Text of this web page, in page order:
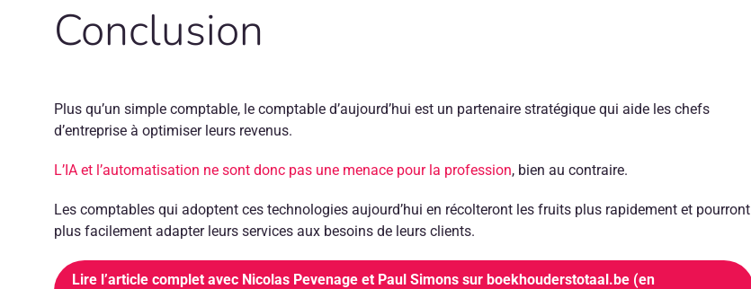
Conclusion
Plus qu’un simple comptable, le comptable d’aujourd’hui est un partenaire stratégique qui aide les chefs
d’entreprise à optimiser leurs revenus.
L’IA et l’automatisation ne sont donc pas une menace pour la profession, bien au contraire.
Les comptables qui adoptent ces technologies aujourd’hui en récolteront les fruits plus rapidement et pourront
plus facilement adapter leurs services aux besoins de leurs clients.
Lire l’article complet avec Nicolas Pevenage et Paul Simons sur boekhouderstotaal.be (en